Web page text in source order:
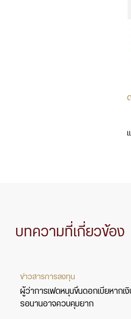
บทความที่เกี่ยวข้อง
ข่าวสารการลงทุน
ผู้ว่าการเฟดหนุนขึ้นดอกเบี้ยหากเงิ
รอนานอาจควบคุมยาก